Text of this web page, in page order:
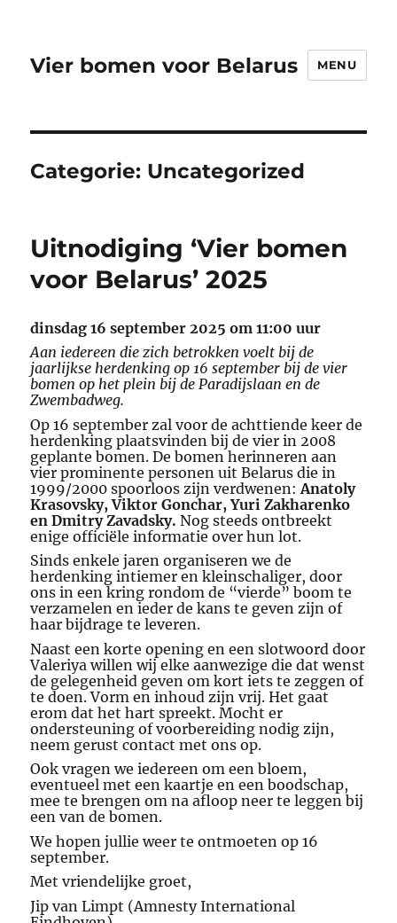
Vier bomen voor Belarus MENU
Categorie: Uncategorized
Uitnodiging ‘Vier bomen
voor Belarus’ 2025
dinsdag 16 september 2025 om 11:00 uur
Aan iedereen die zich betrokken voelt bij de
jaarlijkse herdenking op 16 september bij de vier
bomen op het plein bij de Paradijslaan en de
Zwembadweg.
Op 16 september zal voor de achttiende keer de
herdenking plaatsvinden bij de vier in 2008
geplante bomen. De bomen herinneren aan
vier prominente personen uit Belarus die in
1999/2000 spoorloos zijn verdwenen:Anatoly
Krasovsky, Viktor Gonchar, Yuri Zakharenko
en Dmitry Zavadsky.Nog steeds ontbreekt
enige officiële informatie over hun lot.
Sinds enkele jaren organiseren we de
herdenking intiemer en kleinschaliger, door
ons in een kring rondom de “vierde” boom te
verzamelen en ieder de kans te geven zijn of
haar bijdrage te leveren.
Naast een korte opening en een slotwoord door
Valeriya willen wij elke aanwezige die dat wenst
de gelegenheid geven om kort iets te zeggen of
te doen. Vorm en inhoud zijn vrij. Het gaat
erom dat het hart spreekt. Mocht er
ondersteuning of voorbereiding nodig zijn,
neem gerust contact met ons op.
Ook vragen we iedereen om een bloem,
eventueel met een kaartje en een boodschap,
mee te brengen om na afloop neer te leggen bij
een van de bomen.
We hopen jullie weer te ontmoeten op 16
september.
Met vriendelijke groet,
Jip van Limpt (Amnesty International